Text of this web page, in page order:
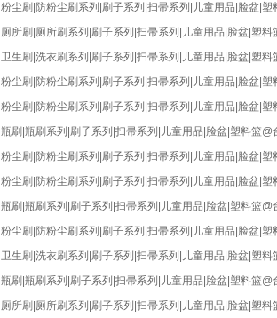
粉尘刷|防粉尘刷系列|刷子系列|扫帚系列|儿童用品|脸盆|
厕所刷|厕所刷系列|刷子系列|扫帚系列|儿童用品|脸盆|塑
卫生刷|洗衣刷系列|刷子系列|扫帚系列|儿童用品|脸盆|塑
粉尘刷|防粉尘刷系列|刷子系列|扫帚系列|儿童用品|脸盆|
粉尘刷|防粉尘刷系列|刷子系列|扫帚系列|儿童用品|脸盆|
瓶刷|瓶刷系列|刷子系列|扫帚系列|儿童用品|脸盆|塑料篮
粉尘刷|防粉尘刷系列|刷子系列|扫帚系列|儿童用品|脸盆|
粉尘刷|防粉尘刷系列|刷子系列|扫帚系列|儿童用品|脸盆|
瓶刷|瓶刷系列|刷子系列|扫帚系列|儿童用品|脸盆|塑料篮
粉尘刷|防粉尘刷系列|刷子系列|扫帚系列|儿童用品|脸盆|
卫生刷|洗衣刷系列|刷子系列|扫帚系列|儿童用品|脸盆|塑
瓶刷|瓶刷系列|刷子系列|扫帚系列|儿童用品|脸盆|塑料篮
厕所刷|厕所刷系列|刷子系列|扫帚系列|儿童用品|脸盆|塑